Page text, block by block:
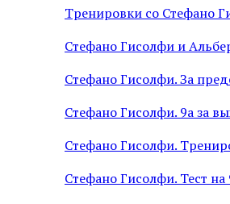
Тренировки со Стефано
Стефано Гисолфи и
Стефано Гисолфи. За
Стефано Гисолфи. 9a за
Стефано Гисолфи.
Стефано Гисолфи. Тест на